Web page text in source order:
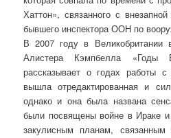
Хаттон», связанного с
бывшего инспектора ООН по
В 2007 году в Великобритании
Алистера Кэмпбелла
рассказывает о годах работы
вышла отредактированная и
однако и она была названа
были посвящены войне в Ираке и
закулисным планам,